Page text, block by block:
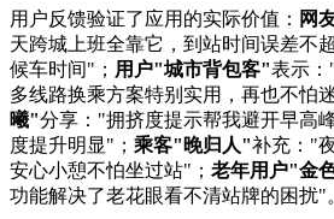
用户反馈验证了应用的实际价值： 网
天跨城上班全靠它，到站时间误差不
候车时间"； 用户"城市背包客"表示：
多线路换乘方案特别实用，再也不怕
曦"分享："拥挤度提示帮我避开早高
度提升明显"； 乘客"晚归人"补充："
安心小憩不怕坐过站"； 老年用户"金
功能解决了老花眼看不清站牌的困扰"